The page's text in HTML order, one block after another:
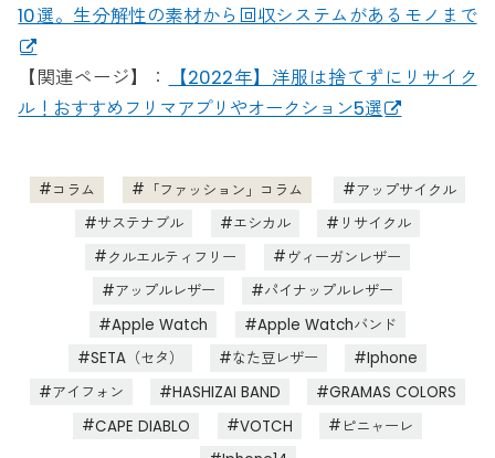
10選。生分解性の素材から回収システムがあるモノまで
【関連ページ】：
【2022年】洋服は捨てずにリサイク
ル！おすすめフリマアプリやオークション5選
コラム 「ファッション」コラム
アップサイクル
サステナブル
エシカル
リサイクル
クルエルティフリー
ヴィーガンレザー
アップルレザー
パイナップルレザー
Apple Watch
Apple Watchバンド
SETA（セタ）
なた豆レザー
Iphone
アイフォン
HASHIZAI BAND
GRAMAS COLORS
CAPE DIABLO
VOTCH
ピニャーレ